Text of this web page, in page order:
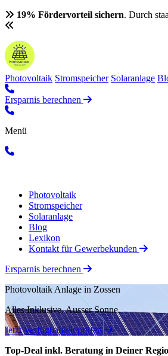
19% Fördervorteil sichern. Durch
Photovoltaik Stromspeicher Solaranlage
Ersparnis berechnen
Menü
Photovoltaik
Stromspeicher
Solaranlage
Blog
Lexikon
Kontakt für Gewerbekunden
Ersparnis berechnen
Photovoltaik Anlage in Zossen
Alles Inklusive.Ausser Sonne.
Jetzt Verfügbarkeit prüfen
Top-Deal inkl. Beratung in Deiner